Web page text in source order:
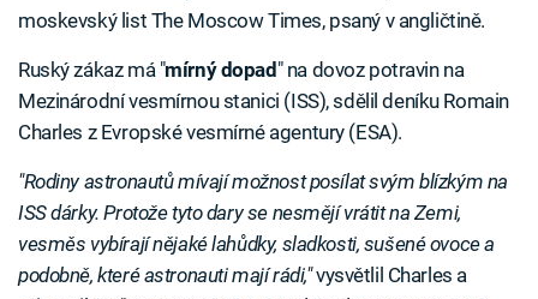
moskevský list The Moscow Times, psaný v angličtině.
Ruský zákaz má "mírný dopad " na dovoz potravin na
Mezinárodní vesmírnou stanici (ISS), sdělil deníku Romain
Charles z Evropské vesmírné agentury (ESA).
"Rodiny astronautů mívají možnost posílat svým blízkým na
ISS dárky. Protože tyto dary se nesmějí vrátit na Zemi,
vesměs vybírají nějaké lahůdky, sladkosti, sušené ovoce a
podobně, které astronauti mají rádi,"vysvětlil Charles a